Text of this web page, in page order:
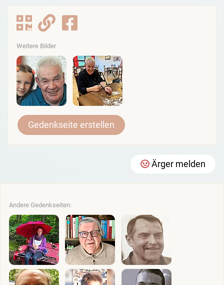
Weitere Bilder
Gedenkseite erstellen
Ärger melden
Andere Gedenkseiten: